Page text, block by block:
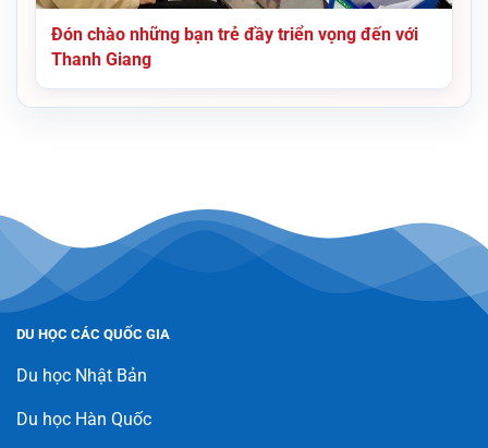
Đón chào những bạn trẻ đầy triển vọng đến với
Thanh Giang
DU HỌC CÁC QUỐC GIA
Du học Nhật Bản
Du học Hàn Quốc